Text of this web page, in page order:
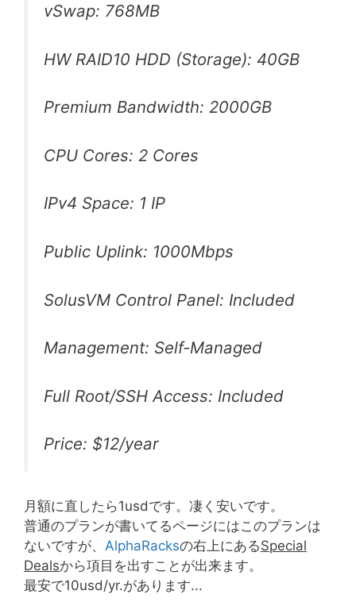
vSwap: 768MB
HW RAID10 HDD (Storage): 40GB
Premium Bandwidth: 2000GB
CPU Cores: 2 Cores
IPv4 Space: 1 IP
Public Uplink: 1000Mbps
SolusVM Control Panel: Included
Management: Self-Managed
Full Root/SSH Access: Included
Price: $12/year
月額に直したら1usdです。凄く安いです。
普通のプランが書いてるページにはこのプランは
ないですが、 AlphaRacksの右上にあるSpecial
Dealsから項目を出すことが出来ます。
最安で10usd/yr.があります...